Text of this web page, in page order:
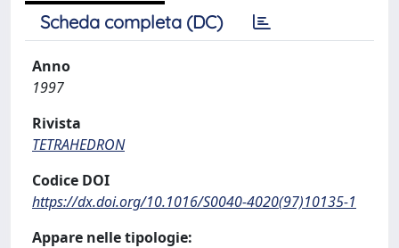
Scheda completa (DC)
Anno
1997
Rivista
TETRAHEDRON
Codice DOI
https://dx.doi.org/10.1016/S0040-4020(97)10135-1
Appare nelle tipologie: